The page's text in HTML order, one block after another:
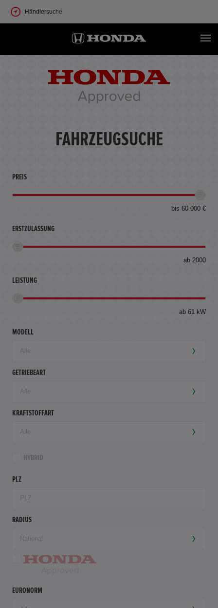
Händlersuche
FAHRZEUGSUCHE
PREIS
bis 60.000 €
ERSTZULASSUNG
ab 2000
LEISTUNG
ab 61 kW
MODELL
GETRIEBEART
KRAFTSTOFFART
HYBRID
PLZ
RADIUS
EURONORM